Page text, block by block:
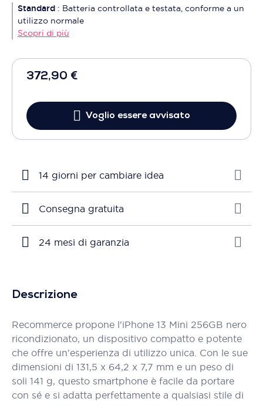
372,90 €
Voglio essere avvisato
Standard : Batteria controllata e testata, conforme a un
utilizzo normale
Scopri di più
14 giorni per cambiare idea
Consegna gratuita
24 mesi di garanzia
Descrizione
Recommerce propone l'iPhone 13 Mini 256GB nero
ricondizionato, un dispositivo compatto e potente
che offre un'esperienza di utilizzo unica. Con le sue
dimensioni di 131,5 x 64,2 x 7,7 mm e un peso di
soli 141 g, questo smartphone è facile da portare
con sé e si adatta perfettamente a qualsiasi stile di